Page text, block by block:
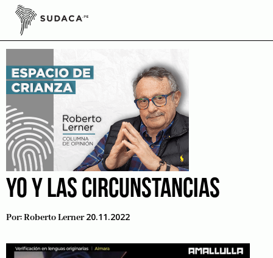
Skip
contentadolescentes
YO Y LAS CIRCUNSTANCIAS
Por:Roberto Lerner 20.11.2022